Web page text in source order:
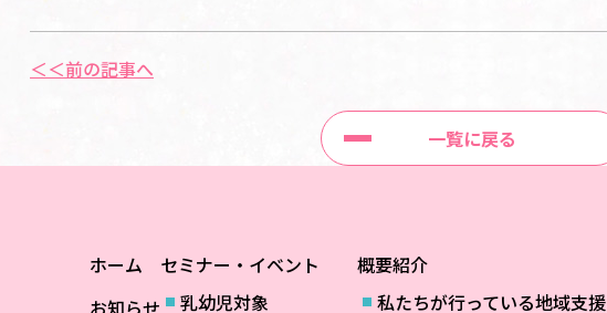
＜＜前の記事へ
一覧に戻る
ホーム
お知らせ
セミナー・イベント
乳幼児対象
概要紹介
私たちが行っている地域支援